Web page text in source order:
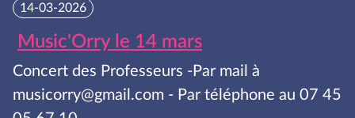
14-03-2026
Music'Orry le 14 mars
Concert des Professeurs -Par mail à
musicorry@gmail.com - Par téléphone au 07 45